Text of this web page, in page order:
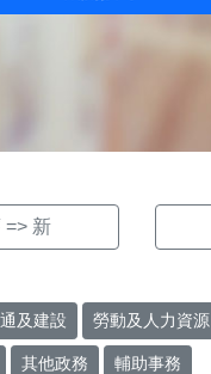
=> 新
及建設 勞動及人力資源
其他政務 輔助事務